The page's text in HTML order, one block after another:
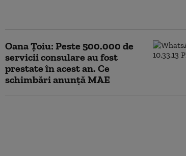
Oana Țoiu: Peste 500.000 de
servicii consulare au fost
prestate în acest an. Ce
schimbări anunță MAE